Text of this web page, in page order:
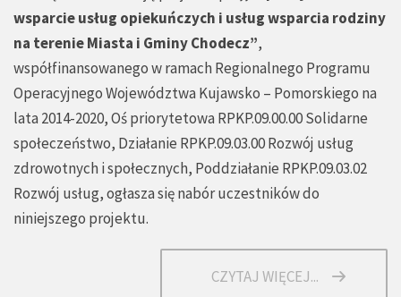
wsparcie usług opiekuńczych i usług wsparcia rodziny
na terenie Miasta i Gminy Chodecz”,
współfinansowanego w ramach Regionalnego Programu
Operacyjnego Województwa Kujawsko – Pomorskiego na
lata 2014-2020, Oś priorytetowa RPKP.09.00.00 Solidarne
społeczeństwo, Działanie RPKP.09.03.00 Rozwój usług
zdrowotnych i społecznych, Poddziałanie RPKP.09.03.02
Rozwój usług, ogłasza się nabór uczestników do
niniejszego projektu.
CZYTAJ WIĘCEJ...